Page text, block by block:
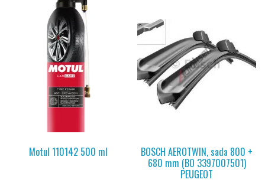
Motul 110142 500 ml BOSCH AEROTWIN, sada 800 +
680 mm (BO 3397007501)
PEUGEOT